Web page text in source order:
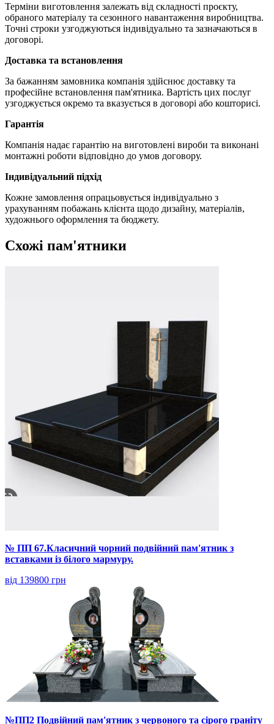
Терміни виготовлення залежать від складності проєкту,
обраного матеріалу та сезонного навантаження виробництва.
Точні строки узгоджуються індивідуально та зазначаються в
договорі.
Доставка та встановлення
За бажанням замовника компанія здійснює доставку та
професійне встановлення пам'ятника. Вартість цих послуг
узгоджується окремо та вказується в договорі або кошторисі.
Гарантія
Компанія надає гарантію на виготовлені вироби та виконані
монтажні роботи відповідно до умов договору.
Індивідуальний підхід
Кожне замовлення опрацьовується індивідуально з
урахуванням побажань клієнта щодо дизайну, матеріалів,
художнього оформлення та бюджету.
Схожі пам'ятники
№ ПП 67.Класичний чорний подвійний пам'ятник з
вставками із білого мармуру.
від 139800 грн
№ПП2 Подвійний пам'ятник з червоного та сірого граніту